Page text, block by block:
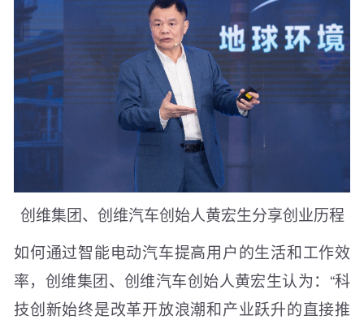
创维集团、创维汽车创始人黄宏生分享创业历程
如何通过智能电动汽车提高用户的生活和工作效
率，创维集团、创维汽车创始人黄宏生认为：“科
技创新始终是改革开放浪潮和产业跃升的直接推